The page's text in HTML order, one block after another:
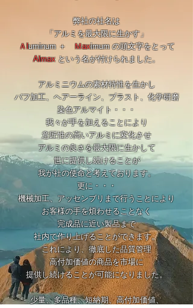
弊社の社名は
「アルミを最大限に生かす」
Ａluminum ＋ Ｍaximum の頭文字をとって
Almax という名が付けられました。
アルミニウムの素材特性を生かし
バフ加工、ヘアーライン、ブラスト、化学研磨
染色アルマイト・・・
我々が手を加えることにより
意匠性の高いアルミに変化させ
アルミの良さを最大限に生かして
世に提供し続けることが
我が社の使命と考えております。
更に・・・
機械加工、アッセンブリまで行うことにより
お客様の手を煩わせることなく
完成品に近い製品まで
社内で作り上げることができます。
これにより、徹底した品質管理
高付加価値の商品を市場に
提供し続けることが可能になりました。
少量、多品種、短納期、高付加価値、